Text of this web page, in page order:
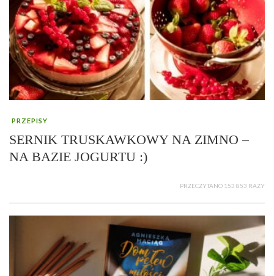
PRZEPISY
SERNIK TRUSKAWKOWY NA ZIMNO –
NA BAZIE JOGURTU :)
PRZECZYTANO 153 853 RAZY